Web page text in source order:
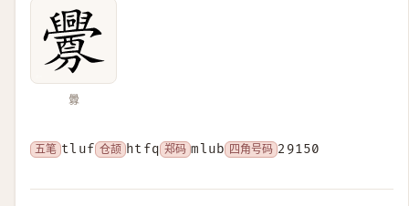
釁
五笔 tluf 仓颉 htfq 郑码 mlub 四角号码 29150